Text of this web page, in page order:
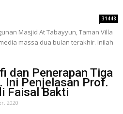
31448
Masjid At Tabayyun, Taman Villa
massa dua bulan terakhir. Inilah
dan Penerapan Tiga
Ini Penjelasan Prof.
Faisal Bakti
2020